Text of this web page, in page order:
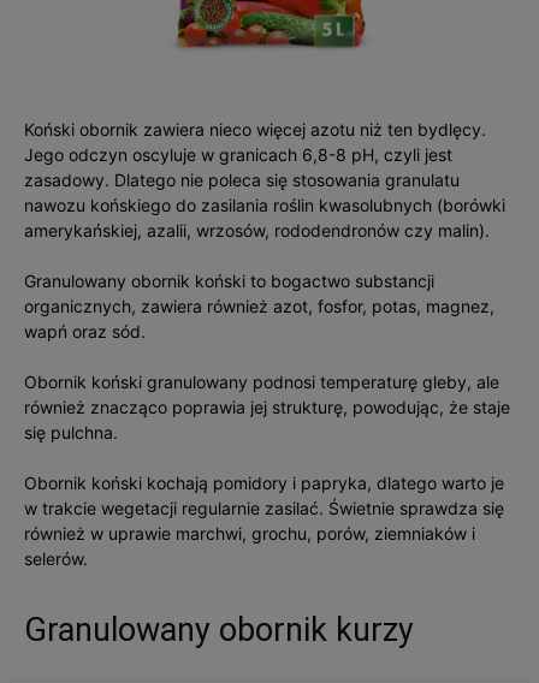
Koński obornik zawiera nieco więcej azotu niż ten bydlęcy.
Jego odczyn oscyluje w granicach 6,8-8 pH, czyli jest
zasadowy. Dlatego nie poleca się stosowania granulatu
nawozu końskiego do zasilania roślin kwasolubnych (borówki
amerykańskiej, azalii, wrzosów, rododendronów czy malin).
Granulowany obornik koński to bogactwo substancji
organicznych, zawiera również azot, fosfor, potas, magnez,
wapń oraz sód.
Obornik koński granulowany podnosi temperaturę gleby, ale
również znacząco poprawia jej strukturę, powodując, że staje
się pulchna.
Obornik koński kochają pomidory i papryka, dlatego warto je
w trakcie wegetacji regularnie zasilać. Świetnie sprawdza się
również w uprawie marchwi, grochu, porów, ziemniaków i
selerów.
Granulowany obornik kurzy